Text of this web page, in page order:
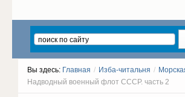
Вы здесь: Главная / Изба-читальня /
Надводный военный флот СССР. часть 2